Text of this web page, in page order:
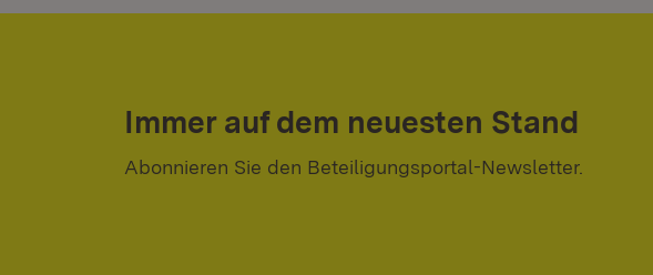
Immer auf dem neuesten Stand
Abonnieren Sie den Beteiligungsportal-Newsletter.